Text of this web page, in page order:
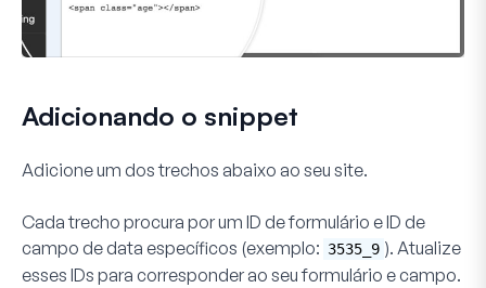
Adicionando o snippet
Adicione um dos trechos abaixo ao seu site.
Cada trecho procura por um ID de formulário eID de
campo de data específicos (exemplo: 3535_9 ). Atualize
esses IDs para corresponder ao seu formulário e campo.